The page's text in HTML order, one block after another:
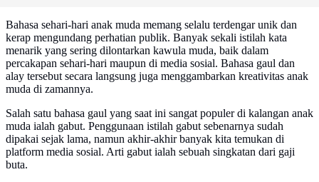
Bahasa sehari-hari anak muda memang selalu terdengar unik dan
kerap mengundang perhatian publik. Banyak sekali istilah kata
menarik yang sering dilontarkan kawula muda, baik dalam
percakapan sehari-hari maupun di media sosial. Bahasa gaul dan
alay tersebut secara langsung juga menggambarkan kreativitas anak
muda di zamannya.
Salah satu bahasa gaul yang saat ini sangat populer di kalangan anak
muda ialah gabut. Penggunaan istilah gabut sebenarnya sudah
dipakai sejak lama, namun akhir-akhir banyak kita temukan di
platform media sosial. Arti gabut ialah sebuah singkatan dari gaji
buta.